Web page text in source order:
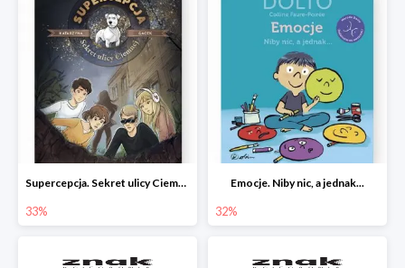
Supercepcja. Sekret ulicy Ciemnej
33%
Emocje. Niby nic, a jednak...
32%